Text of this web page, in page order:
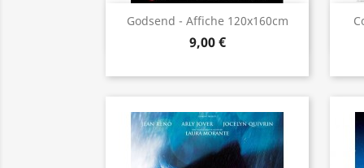
Godsend - Affiche 120x160cm
9,00 €
Aperçu rapide